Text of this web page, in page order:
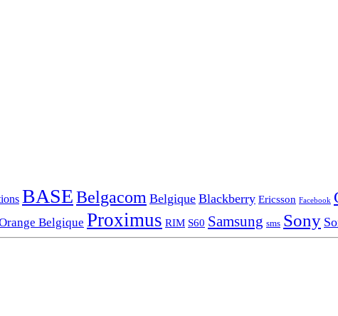
BASEBelgacom Belgique Blackberry Ericsson Facebook
Belgique Proximus RIM S60 Samsung sms Sony